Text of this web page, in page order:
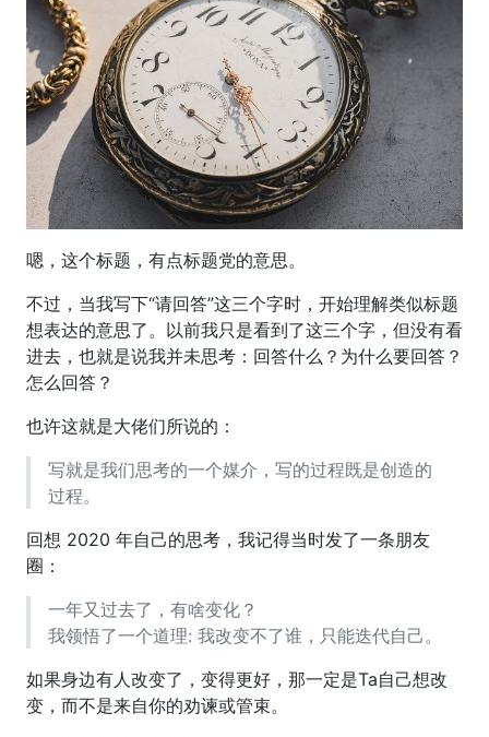
嗯，这个标题，有点标题党的意思。
不过，当我写下“请回答”这三个字时，开始理解类似标题
想表达的意思了。以前我只是看到了这三个字，但没有看
进去，也就是说我并未思考：回答什么？为什么要回答？
怎么回答？
也许这就是大佬们所说的：
写就是我们思考的一个媒介，写的过程既是创造的
过程。
回想 2020 年自己的思考，我记得当时发了一条朋友
圈：
一年又过去了，有啥变化？
我领悟了一个道理: 我改变不了谁，只能迭代自己。
如果身边有人改变了，变得更好，那一定是Ta自己想改
变，而不是来自你的劝谏或管束。